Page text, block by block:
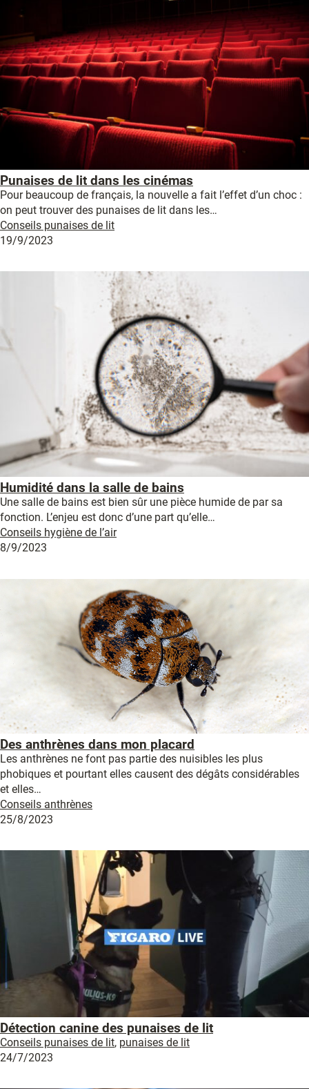
Punaises de lit dans les cinémas
Pour beaucoup de français, la nouvelle a fait l’effet d’un choc :
on peut trouver des punaises de lit dans les…
Conseils punaises de lit
19/9/2023
Humidité dans la salle de bains
Une salle de bains est bien sûr une pièce humide de par sa
fonction. L’enjeu est donc d’une part qu’elle…
Conseils hygiène de l’air
8/9/2023
Des anthrènes dans mon placard
Les anthrènes ne font pas partie des nuisibles les plus
phobiques et pourtant elles causent des dégâts considérables
et elles…
Conseils anthrènes
25/8/2023
Détection canine des punaises de lit
Conseils punaises de lit, punaises de lit
24/7/2023